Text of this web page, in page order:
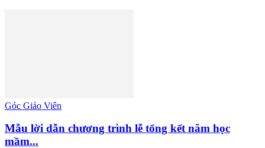
Góc Giáo Viên
Mẫu lời dẫn chương trình lễ tổng kết năm học
mầm...